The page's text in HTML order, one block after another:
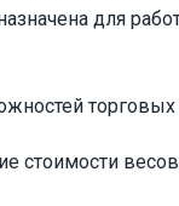
для
торговых
стоимости